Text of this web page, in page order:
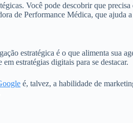
Você pode descobrir que
de Performance Médica, que ajuda
estratégica é o que alimenta
estratégias digitais para se destacar.
é, talvez, a habilidade de